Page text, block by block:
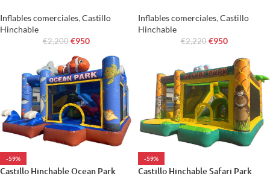
Inflables comerciales, Castillo
Hinchable
€2,200 €950
Inflables comerciales, Castillo
Hinchable
€2,220 €950
-59%
Castillo Hinchable Ocean Park
-59%
Castillo Hinchable Safari Park